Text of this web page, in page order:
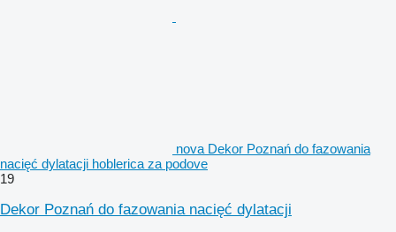
nova Dekor Poznań do fazowania
nacięć dylatacji hoblerica za podove
19
Dekor Poznań do fazowania nacięć dylatacji